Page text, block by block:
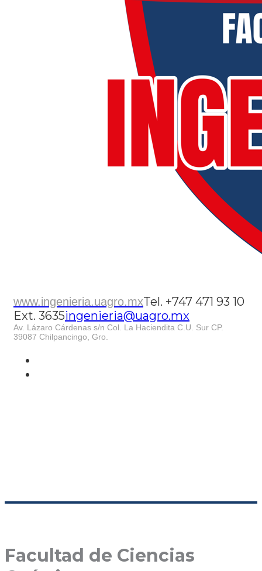
www.ingenieria.uagro.mxTel. +747 471 93 10
Ext. 3635ingenieria@uagro.mx
Av. Lázaro Cárdenas s/n Col. La Haciendita C.U. Sur CP.
39087 Chilpancingo, Gro.
Facultad de Ciencias